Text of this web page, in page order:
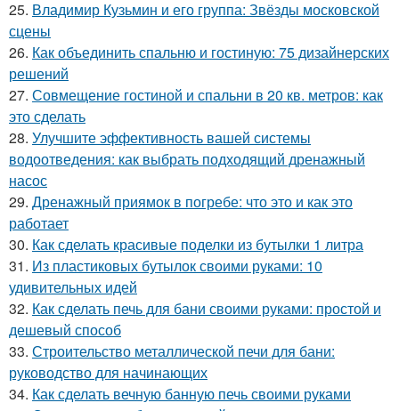
25. Владимир Кузьмин и его группа: Звёзды московской
сцены
26. Как объединить спальню и гостиную: 75 дизайнерских
решений
27. Совмещение гостиной и спальни в 20 кв. метров: как
это сделать
28. Улучшите эффективность вашей системы
водоотведения: как выбрать подходящий дренажный
насос
29. Дренажный приямок в погребе: что это и как это
работает
30. Как сделать красивые поделки из бутылки 1 литра
31. Из пластиковых бутылок своими руками: 10
удивительных идей
32. Как сделать печь для бани своими руками: простой и
дешевый способ
33. Строительство металлической печи для бани:
руководство для начинающих
34. Как сделать вечную банную печь своими руками